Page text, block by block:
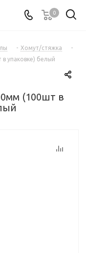
0
- Хомут/стяжка
-
упаковке) белый
(100шт в